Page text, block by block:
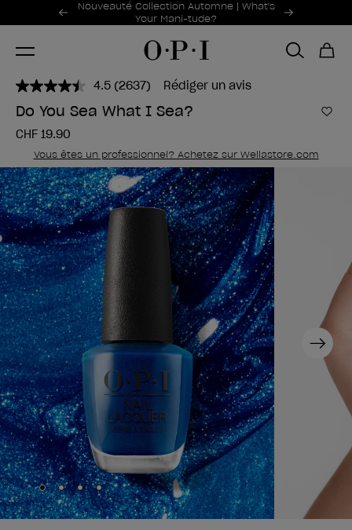
Offres promotionnelles
Nouveauté Collection Automne | What's
Your Mani-tude?
Item 1 of 2
4.5 Lire
2637
avis.
la
même
page.
(2637) Rédiger un avis
Do You Sea What I Sea?
CHF 19.90
Vous êtes un professionnel? Achetez sur Wellastore.com
Next
Skip to slide1
Skip to slide2
Skip to slide3
Skip to slide4